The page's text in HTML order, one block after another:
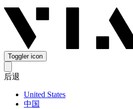
Toggler icon
后退
United States
中国